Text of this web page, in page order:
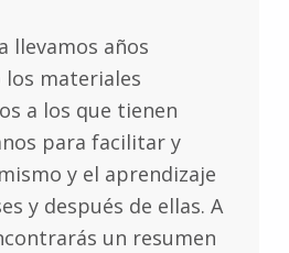
llevamos años
materiales
a los que tienen
para facilitar y
y el aprendizaje
y después de ellas. A
un resumen